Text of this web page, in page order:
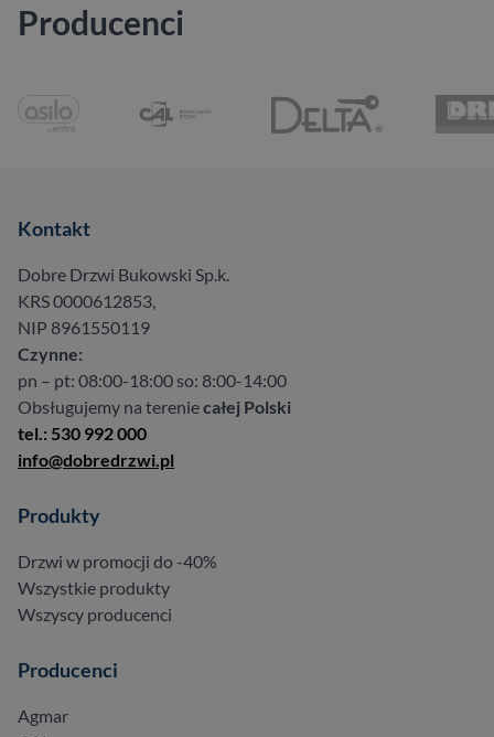
Producenci
Kontakt
Dobre Drzwi Bukowski Sp.k.
KRS 0000612853,
NIP 8961550119
Czynne:
pn – pt: 08:00-18:00 so: 8:00-14:00
Obsługujemy na tereniecałej Polski
tel.: 530 992 000
info@dobredrzwi.pl
Produkty
Drzwi w promocji do -40%
Wszystkie produkty
Wszyscy producenci
Producenci
Agmar